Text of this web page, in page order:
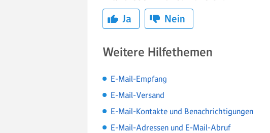
Ja
Nein
Weitere Hilfethemen
E-Mail-Empfang
E-Mail-Versand
E-Mail-Kontakte und Benachrichtigungen
E-Mail-Adressen und E-Mail-Abruf